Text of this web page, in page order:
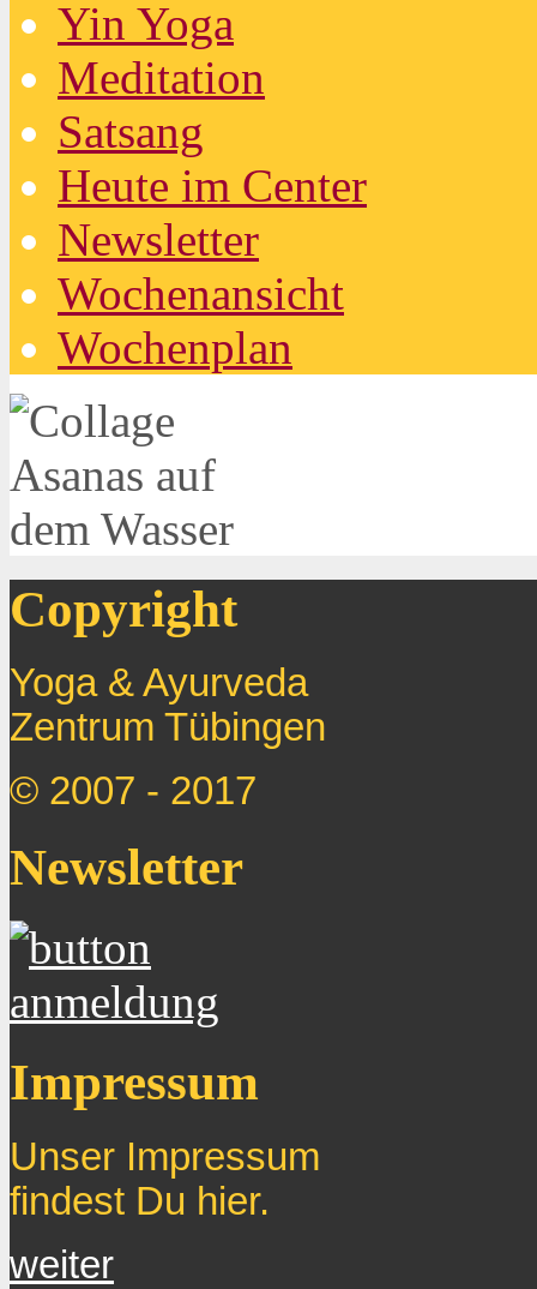
Yin Yoga
Meditation
Satsang
Heute im Center
Newsletter
Wochenansicht
Wochenplan
Copyright
Yoga & Ayurveda
Zentrum Tübingen
© 2007 - 2017
Newsletter
Impressum
Unser Impressum
findest Du hier.
weiter